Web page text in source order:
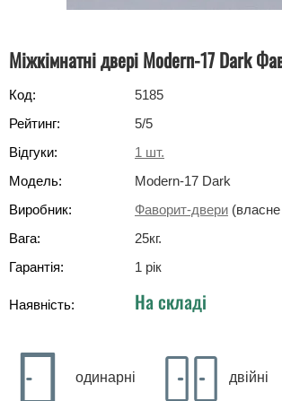
Міжкімнатні двері Modern-17 Dark
Код:
5185
Рейтинг:
5/5
Відгуки:
1 шт.
Модель:
Modern-17 Dark
Виробник:
Фаворит-двери
Вага:
25кг.
Гарантія:
1 рік
Наявність: На складі
одинарні двійні